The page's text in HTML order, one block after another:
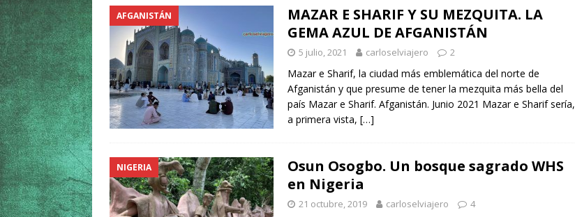
AFGANISTÁN
MAZAR E SHARIF Y SU MEZQUITA. LA
GEMA AZUL DE AFGANISTÁN
5 julio, 2021 carloselviajero 2
Mazar e Sharif, la ciudad más emblemática del norte de
Afganistán y que presume de tener la mezquita más bella del
país Mazar e Sharif. Afganistán. Junio 2021 Mazar e Sharif sería,
a primera vista, […]
NIGERIA
Osun Osogbo. Un bosque sagrado WHS
en Nigeria
21 octubre, 2019 carloselviajero 4